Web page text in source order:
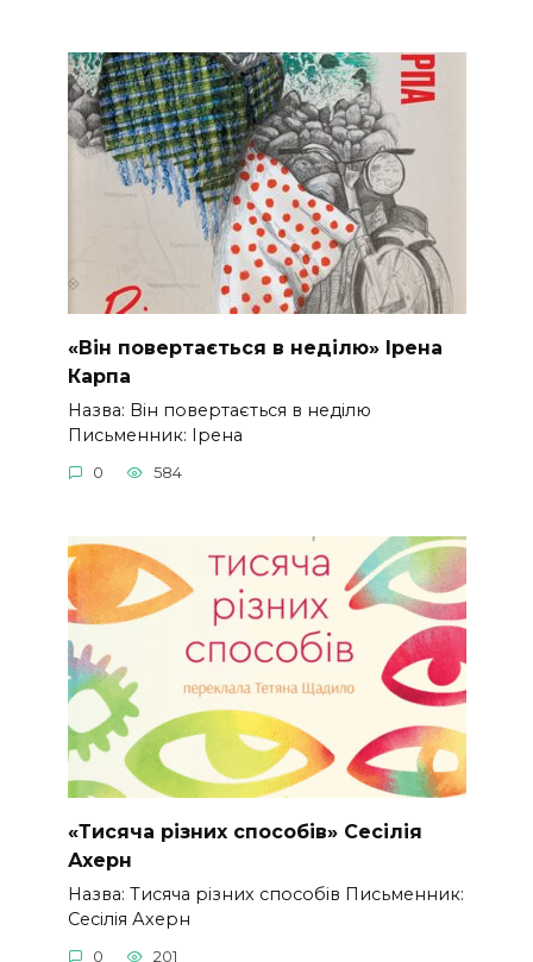
«Він повертається в неділю» Ірена
Карпа
Назва: Він повертається в неділю
Письменник: Ірена
0 584
«Тисяча різних способів» Сесілія
Ахерн
Назва: Тисяча різних способів Письменник:
Сесілія Ахерн
0 201